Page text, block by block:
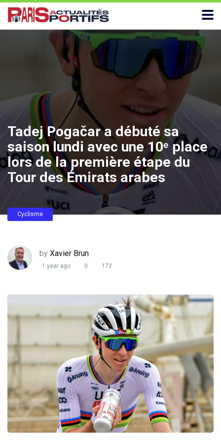
Tadej Pogačar a débuté sa
saison lundi avec une 10ᵉ place
lors de la première étape du
Tour des Émirats arabes
Cyclisme
by Xavier Brun
1 year ago 0 172